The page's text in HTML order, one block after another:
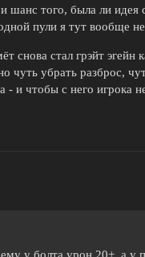
шанс того, была ли
пули я тут вообще
снова стал грэйт
чуть убрать разброс,
- и чтобы с него игрока